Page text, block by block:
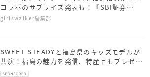
コラボのサプライズ発表も！『SBI証券
presents TGC 北九州 2026』
girlswalker編集部
SWEET STEADYと福島県のキッズモデルが
共演！福島の魅力を発信、特産品もプレゼン
ト